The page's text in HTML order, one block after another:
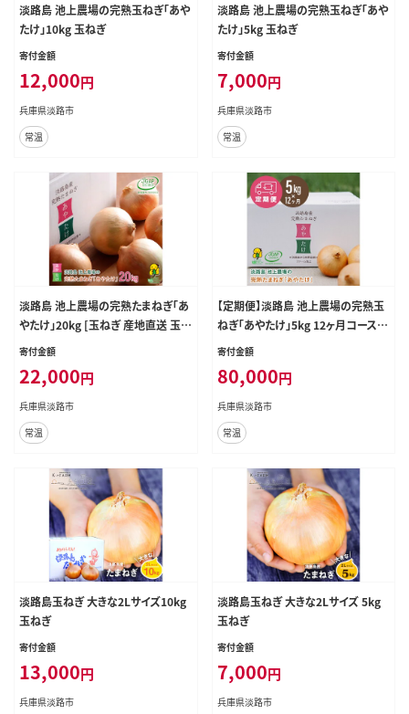
淡路島 池上農場の完熟玉ねぎ「あや
たけ」10kg 玉ねぎ
寄付金額
12,000円
兵庫県淡路市
常温
淡路島 池上農場の完熟玉ねぎ「あや
たけ」5kg 玉ねぎ
寄付金額
7,000円
兵庫県淡路市
常温
淡路島 池上農場の完熟たまねぎ「あ
やたけ」20kg [玉ねぎ 産地直送 玉ね
ぎ]
寄付金額
22,000円
兵庫県淡路市
常温
【定期便】淡路島 池上農場の完熟玉
ねぎ「あやたけ」5kg 12ヶ月コース
玉ねぎ
寄付金額
80,000円
兵庫県淡路市
常温
淡路島玉ねぎ 大きな2Lサイズ10kg
玉ねぎ
寄付金額
13,000円
兵庫県淡路市
淡路島玉ねぎ 大きな2Lサイズ 5kg
玉ねぎ
寄付金額
7,000円
兵庫県淡路市